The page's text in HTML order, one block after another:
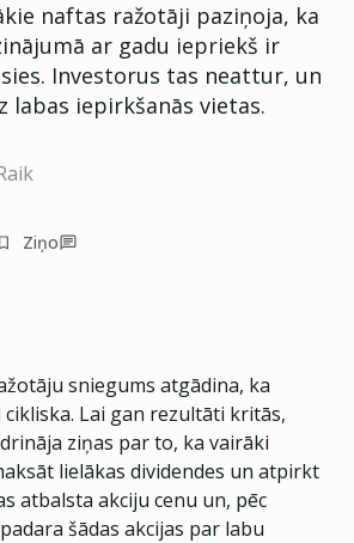
naftas ražotāji paziņoja, ka
ar gadu iepriekš ir
Investorus tas neattur, un
labas iepirkšanās vietas.
Ziņo
sniegums atgādina, ka
Lai gan rezultāti kritās,
ziņas par to, ka vairāki
lielākas dividendes un atpirkt
atbalsta akciju cenu un, pēc
šādas akcijas par labu